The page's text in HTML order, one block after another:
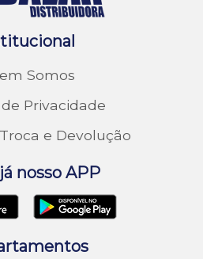
Somos
Privacidade
e Devolução
nosso APP